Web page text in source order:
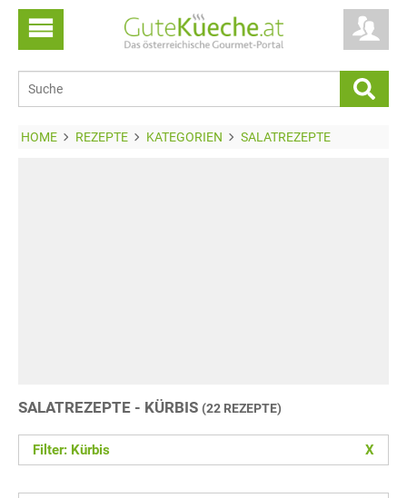
HOME REZEPTE KATEGORIEN SALATREZEPTE
SALATREZEPTE - KÜRBIS (22 REZEPTE)
Filter: Kürbis X